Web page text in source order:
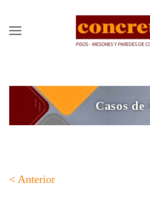
Casos
< Anterior